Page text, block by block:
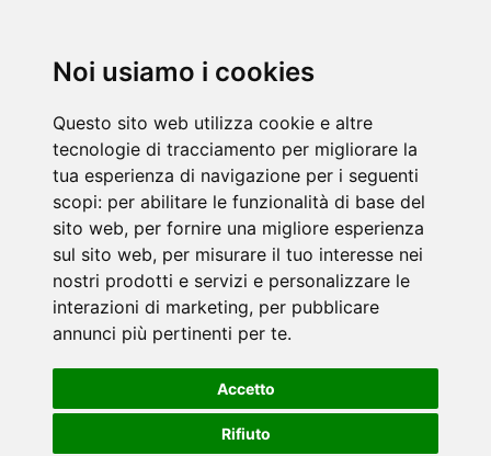
Noi usiamo i cookies
Questo sito web utilizza cookie e altre
tecnologie di tracciamento per migliorare la
tua esperienza di navigazione per i seguenti
scopi: per abilitare le funzionalità di base del
sito web, per fornire una migliore esperienza
sul sito web, per misurare il tuo interesse nei
nostri prodotti e servizi e personalizzare le
interazioni di marketing, per pubblicare
annunci più pertinenti per te.
Accetto
Rifiuto